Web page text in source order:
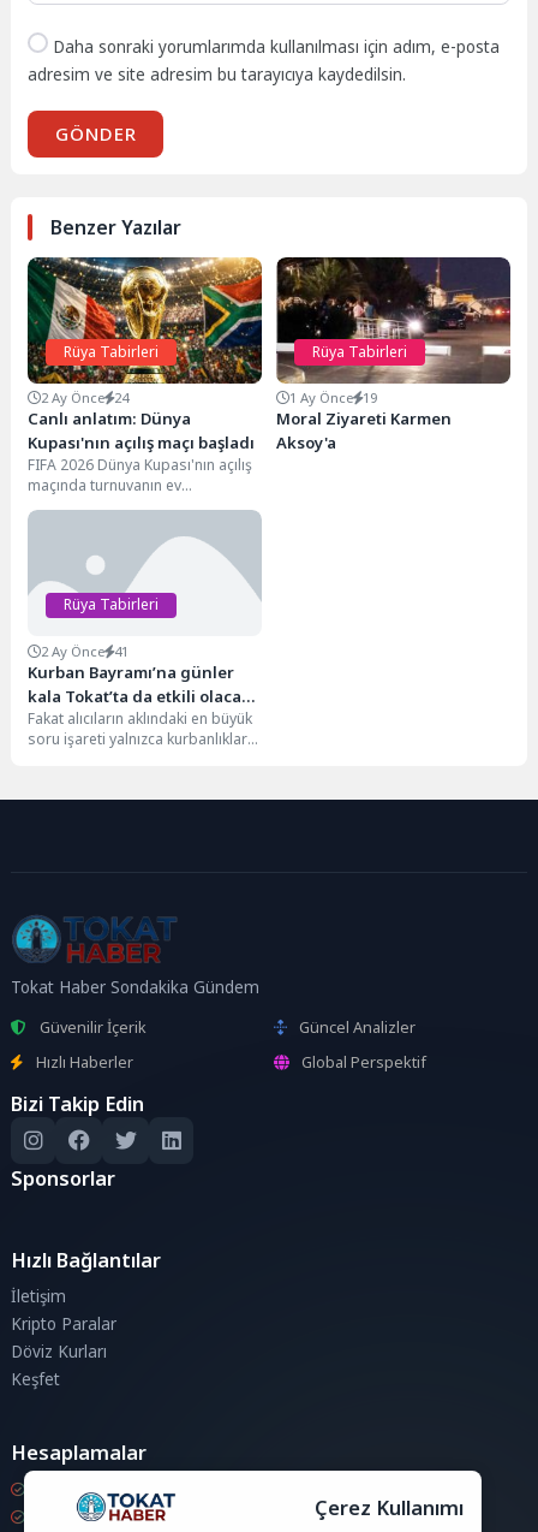
Daha sonraki yorumlarımda kullanılması için adım, e-posta
adresim ve site adresim bu tarayıcıya kaydedilsin.
GÖNDER
Benzer Yazılar
Rüya Tabirleri
2 Ay Önce 24
Canlı anlatım: Dünya
Kupası'nın açılış maçı başladı
FIFA 2026 Dünya Kupası'nın açılış
maçında turnuvanın ev
sahiplerinden Meksika, Güney
Rüya Tabirleri
1 Ay Önce 19
Moral Ziyareti Karmen
Aksoy'a
Rüya Tabirleri
2 Ay Önce 41
Kurban Bayramı’na günler
kala Tokat’ta da etkili olacak
zam
Fakat alıcıların aklındaki en büyük
soru işareti yalnızca kurbanlıkların
Tokat Haber Sondakika Gündem
Güvenilir İçerik
Güncel Analizler
Hızlı Haberler
Global Perspektif
Bizi Takip Edin
Sponsorlar
Hızlı Bağlantılar
İletişim
Kripto Paralar
Döviz Kurları
Keşfet
Hesaplamalar
Kripto Para Hesaplama
Döviz Hesaplama
Çerez Kullanımı